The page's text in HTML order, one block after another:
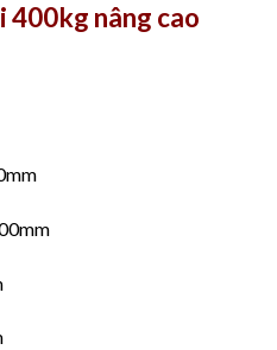
400kg nâng cao